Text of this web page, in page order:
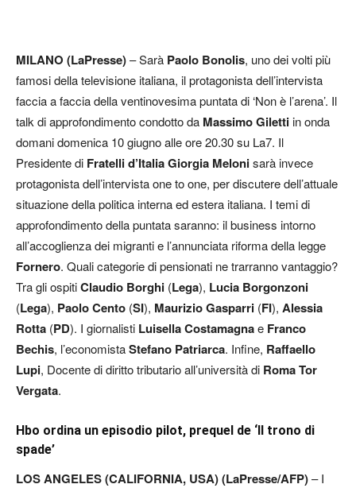
MILANO (LaPresse)– Sarà Paolo Bonolis, uno dei volti più
famosi della televisione italiana, il protagonista dell’intervista
faccia a faccia della ventinovesima puntata di ‘Non è l’arena’. Il
talk di approfondimento condotto da Massimo Gilettiin onda
domani domenica 10 giugno alle ore 20.30 su La7. Il
Presidente di Fratelli d’Italia Giorgia Melonisarà invece
protagonista dell’intervista one to one, per discutere dell’attuale
situazione della politica interna ed estera italiana. I temi di
approfondimento della puntata saranno: il business intorno
all’accoglienza dei migranti e l’annunciata riforma della legge
Fornero. Quali categorie di pensionati ne trarranno vantaggio?
Tra gli ospitiClaudio Borghi (Lega), Lucia Borgonzoni
(Lega), Paolo Cento (SI), Maurizio Gasparri (FI), Alessia
Rotta (PD). I giornalisti Luisella Costamagnae Franco
Bechis, l’economistaStefano Patriarca. Infine, Raffaello
Lupi, Docente di diritto tributario all’università di Roma Tor
Vergata.
Hbo ordina un episodio pilot, prequel de ‘Il trono di
spade’
LOS ANGELES (CALIFORNIA, USA) (LaPresse/AFP)– I